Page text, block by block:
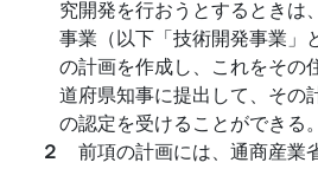
究開発を行おうとするときは
事業（以下「技術開発事業」
の計画を作成し、これをその
道府県知事に提出して、その
の認定を受けることができる。
２ 前項の計画には、通商産業